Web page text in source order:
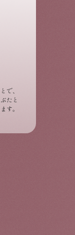
で、
たと
す。